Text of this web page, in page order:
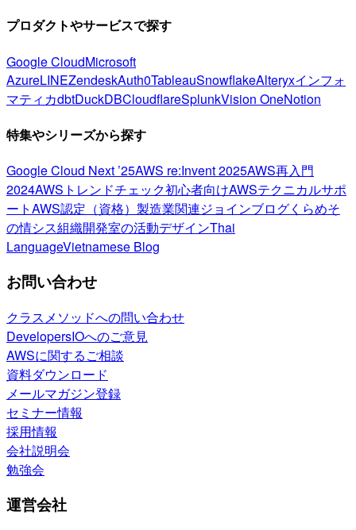
プロダクトやサービスで探す
Google CloudMicrosoft
AzureLINEZendeskAuth0TableauSnowflakeAlteryxインフォ
マティカdbtDuckDBCloudflareSplunkVision OneNotion
特集やシリーズから探す
Google Cloud Next ’25AWS re:Invent 2025AWS再入門
2024AWSトレンドチェック初心者向けAWSテクニカルサポ
ートAWS認定（資格） 製造業関連ジョインブログくらめそ
の情シス組織開発室の活動デザインThai
LanguageVietnamese Blog
お問い合わせ
クラスメソッドへの問い合わせ
DevelopersIOへのご意見
AWSに関するご相談
資料ダウンロード
メールマガジン登録
セミナー情報
採用情報
会社説明会
勉強会
運営会社